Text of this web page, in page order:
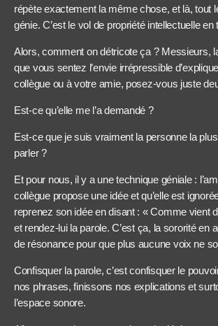
répète exactement la même chose, et là, tout
génie. C’est le vol de propriété intellectuelle en
Alors, comment on détricote ça ? Messieurs,
que vous sentez l’envie irrépressible
collègue ou à votre amie, posez-vous juste
Est-ce qu’elle me l’a demandé ?
Est-ce que je suis vraiment la personne la
parler ?
Et pour nous, il y a une technique géniale :
collègue propose une idée et qu’elle est
reprenez son idée en disant : « Comme vient
et rendez-lui la parole. C’est ça, la sororité en
de résonance pour que plus aucune voix ne
Confisquer la parole, c’est confisquer le
nos phrases, finissons nos explications et
l’espace sonore.